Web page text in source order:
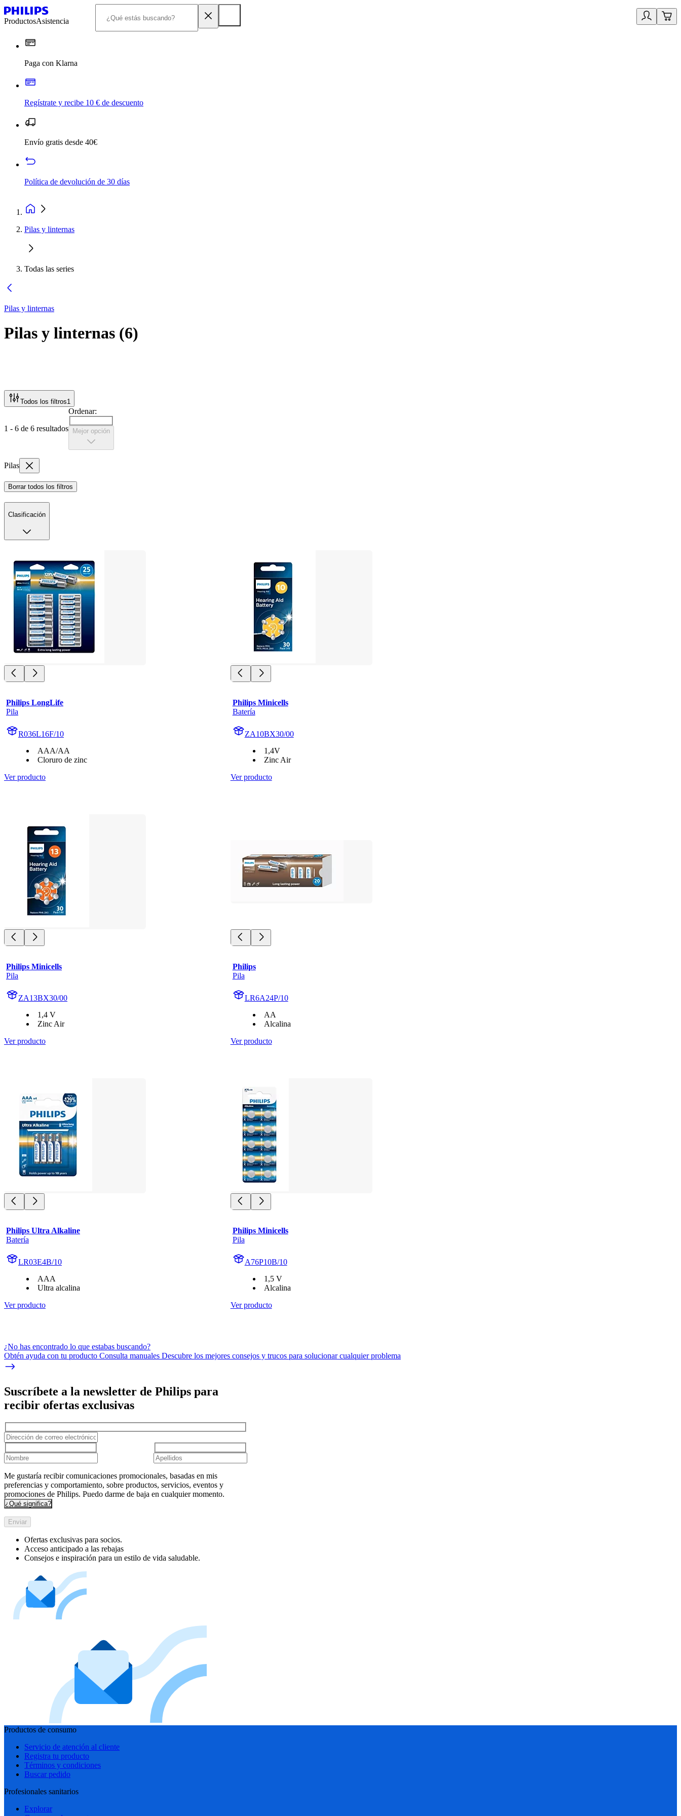
ProductosAsistencia
Paga con Klarna
Regístrate y recibe 10 € de descuento
Envío gratis desde 40€
Política de devolución de 30 días
Pilas y linternas
Todas las series
Pilas y linternas
Pilas y linternas (6)
Todos los filtros1
1 - 6 de 6 resultados
Ordenar:
Mejor opción
Pilas
Borrar todos los filtros
Clasificación
Philips LongLife
Pila
R036L16F/10
AAA/AA
Cloruro de zinc
Ver producto
Philips Minicells
Batería
ZA10BX30/00
1,4V
Zinc Air
Ver producto
Philips Minicells
Pila
ZA13BX30/00
1,4 V
Zinc Air
Ver producto
Philips
Pila
LR6A24P/10
AA
Alcalina
Ver producto
Philips Ultra Alkaline
Batería
LR03E4B/10
AAA
Ultra alcalina
Ver producto
Philips Minicells
Pila
A76P10B/10
1,5 V
Alcalina
Ver producto
¿No has encontrado lo que estabas buscando?
Obtén ayuda con tu producto Consulta manuales Descubre los mejores consejos y trucos para solucionar cualquier problema
Suscríbete a la newsletter de Philips para
recibir ofertas exclusivas
Me gustaría recibir comunicaciones promocionales, basadas en mis
preferencias y comportamiento, sobre productos, servicios, eventos y
promociones de Philips. Puedo darme de baja en cualquier momento.
¿Qué significa?
Enviar
Ofertas exclusivas para socios.
Acceso anticipado a las rebajas
Consejos e inspiración para un estilo de vida saludable.
Productos de consumo
Servicio de atención al cliente
Registra tu producto
Términos y condiciones
Buscar pedido
Profesionales sanitarios
Explorar